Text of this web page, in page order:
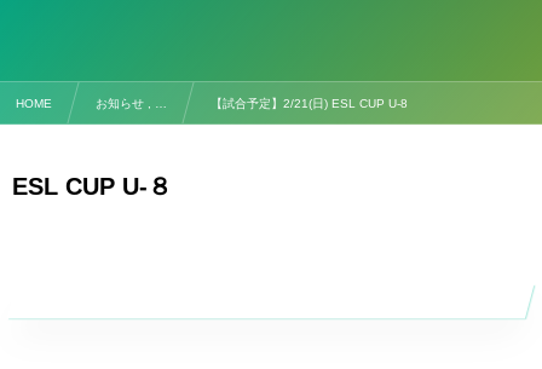
HOME お知らせ , … 【試合予定】2/21(日) ESL CUP U-8
ESL CUP U-８